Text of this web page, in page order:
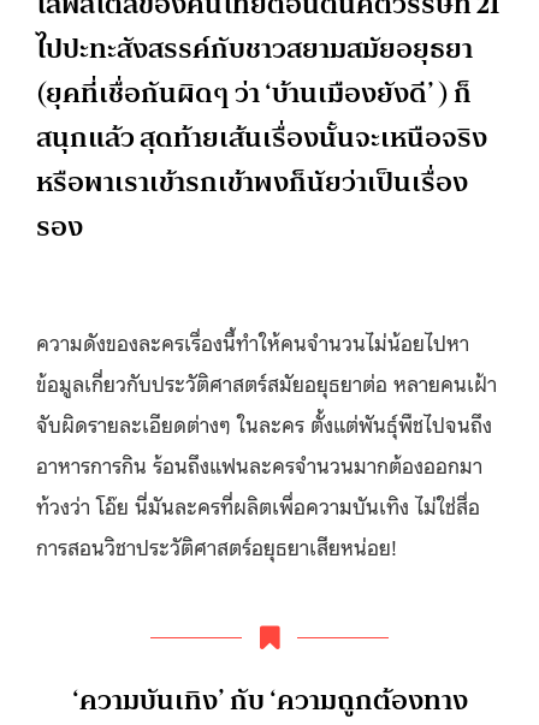
ไปปะทะสังสรรค์กับชาวสยามสมัยอยุธยา
(ยุคที่เชื่อกันผิดๆ ว่า ‘บ้านเมืองยังดี’ ) ก็
สนุกแล้ว สุดท้ายเส้นเรื่องนั้นจะเหนือจริง
หรือพาเราเข้ารกเข้าพงก็นัยว่าเป็นเรื่อง
รอง
ความดังของละครเรื่องนี้ทำให้คนจำนวนไม่น้อยไปหา
ข้อมูลเกี่ยวกับประวัติศาสตร์สมัยอยุธยาต่อ หลายคนเฝ้า
จับผิดรายละเอียดต่างๆ ในละคร ตั้งแต่พันธุ์พืชไปจนถึง
อาหารการกิน ร้อนถึงแฟนละครจำนวนมากต้องออกมา
ท้วงว่า โอ๊ย นี่มันละครที่ผลิตเพื่อความบันเทิง ไม่ใช่สื่อ
การสอนวิชาประวัติศาสตร์อยุธยาเสียหน่อย!
‘ความบันเทิง’ กับ ‘ความถูกต้องทาง